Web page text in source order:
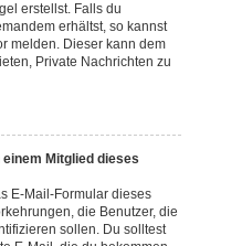
erstellst. Falls du
erhältst, so kannst
melden. Dieser kann dem
Private Nachrichten zu
einem Mitglied dieses
E-Mail-Formular dieses
die Benutzer, die
sollen. Du solltest